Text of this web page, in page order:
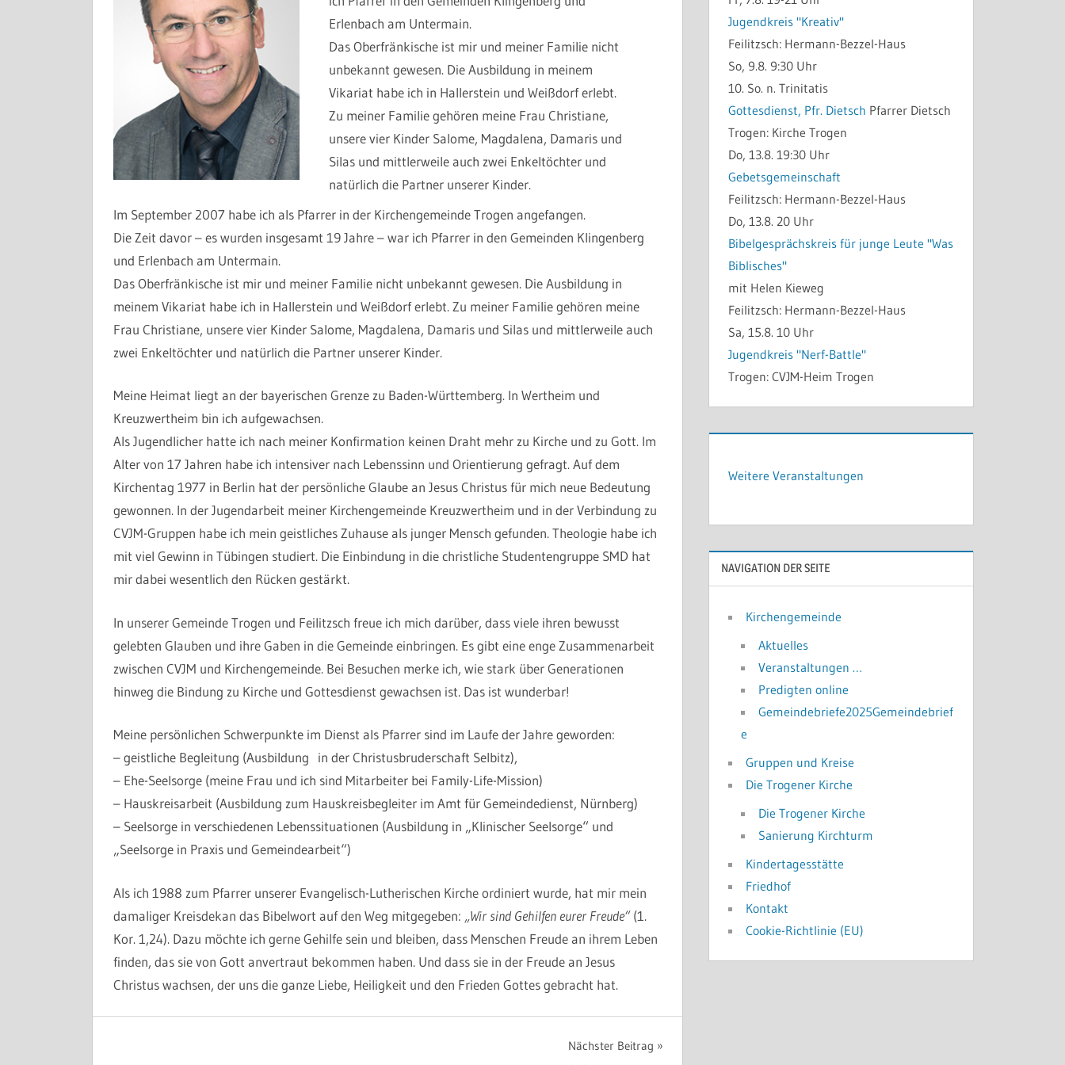
Erlenbach am Untermain.
Das Oberfränkische ist mir und meiner Familie nicht
unbekannt gewesen. Die Ausbildung in meinem
Vikariat habe ich in Hallerstein und Weißdorf erlebt.
Zu meiner Familie gehören meine Frau Christiane,
unsere vier Kinder Salome, Magdalena, Damaris und
Silas und mittlerweile auch zwei Enkeltöchter und
natürlich die Partner unserer Kinder.
Im September 2007 habe ich als Pfarrer in der Kirchengemeinde Trogen angefangen.
Die Zeit davor – es wurden insgesamt 19 Jahre – war ich Pfarrer in den Gemeinden Klingenberg
und Erlenbach am Untermain.
Das Oberfränkische ist mir und meiner Familie nicht unbekannt gewesen. Die Ausbildung in
meinem Vikariat habe ich in Hallerstein und Weißdorf erlebt. Zu meiner Familie gehören meine
Frau Christiane, unsere vier Kinder Salome, Magdalena, Damaris und Silas und mittlerweile auch
zwei Enkeltöchter und natürlich die Partner unserer Kinder.
Meine Heimat liegt an der bayerischen Grenze zu Baden-Württemberg. In Wertheim und
Kreuzwertheim bin ich aufgewachsen.
Als Jugendlicher hatte ich nach meiner Konfirmation keinen Draht mehr zu Kirche und zu Gott. Im
Alter von 17 Jahren habe ich intensiver nach Lebenssinn und Orientierung gefragt. Auf dem
Kirchentag 1977 in Berlin hat der persönliche Glaube an Jesus Christus für mich neue Bedeutung
gewonnen. In der Jugendarbeit meiner Kirchengemeinde Kreuzwertheim und in der Verbindung zu
CVJM-Gruppen habe ich mein geistliches Zuhause als junger Mensch gefunden. Theologie habe ich
mit viel Gewinn in Tübingen studiert. Die Einbindung in die christliche Studentengruppe SMD hat
mir dabei wesentlich den Rücken gestärkt.
In unserer Gemeinde Trogen und Feilitzsch freue ich mich darüber, dass viele ihren bewusst
gelebten Glauben und ihre Gaben in die Gemeinde einbringen. Es gibt eine enge Zusammenarbeit
zwischen CVJM und Kirchengemeinde. Bei Besuchen merke ich, wie stark über Generationen
hinweg die Bindung zu Kirche und Gottesdienst gewachsen ist. Das ist wunderbar!
Meine persönlichen Schwerpunkte im Dienst als Pfarrer sind im Laufe der Jahre geworden:
– geistliche Begleitung (Ausbildung in der Christusbruderschaft Selbitz),
– Ehe-Seelsorge (meine Frau und ich sind Mitarbeiter bei Family-Life-Mission)
– Hauskreisarbeit (Ausbildung zum Hauskreisbegleiter im Amt für Gemeindedienst, Nürnberg)
– Seelsorge in verschiedenen Lebenssituationen (Ausbildung in „Klinischer Seelsorge“ und
„Seelsorge in Praxis und Gemeindearbeit“)
Als ich 1988 zum Pfarrer unserer Evangelisch-Lutherischen Kirche ordiniert wurde, hat mir mein
damaliger Kreisdekan das Bibelwort auf den Weg mitgegeben: „Wir sind Gehilfen eurer Freude“(1.
Kor. 1,24). Dazu möchte ich gerne Gehilfe sein und bleiben, dass Menschen Freude an ihrem Leben
finden, das sie von Gott anvertraut bekommen haben. Und dass sie in der Freude an Jesus
Christus wachsen, der uns die ganze Liebe, Heiligkeit und den Frieden Gottes gebracht hat.
Nächster Beitrag
Jugendkreis "Kreativ"
Feilitzsch: Hermann-Bezzel-Haus
So, 9.8. 9:30 Uhr
10. So. n. Trinitatis
Gottesdienst, Pfr. Dietsch Pfarrer Dietsch
Trogen: Kirche Trogen
Do, 13.8. 19:30 Uhr
Gebetsgemeinschaft
Feilitzsch: Hermann-Bezzel-Haus
Do, 13.8. 20 Uhr
Bibelgesprächskreis für junge Leute "Was
Biblisches"
mit Helen Kieweg
Feilitzsch: Hermann-Bezzel-Haus
Sa, 15.8. 10 Uhr
Jugendkreis "Nerf-Battle"
Trogen:CVJM-Heim Trogen
Weitere Veranstaltungen
NAVIGATION DER SEITE
Kirchengemeinde
Aktuelles
Veranstaltungen …
Predigten online
Gemeindebriefe2025Gemeindebrief
e
Gruppen und Kreise
Die Trogener Kirche
Die Trogener Kirche
Sanierung Kirchturm
Kindertagesstätte
Friedhof
Kontakt
Cookie-Richtlinie (EU)